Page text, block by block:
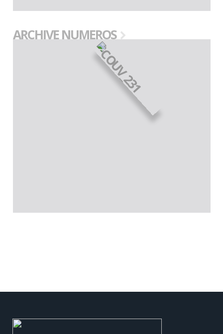
ARCHIVE NUMEROS